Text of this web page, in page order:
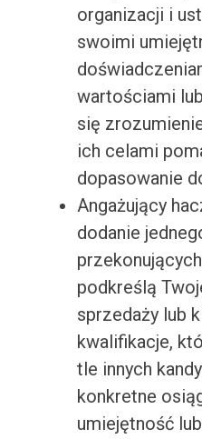
organizacji i
swoimi
wartościami
się
ich celami
dopasowanie
Angażujący
dodanie
podkreślą
sprzedaży lub
kwalifikacje,
tle innych
konkretne
umiejętność